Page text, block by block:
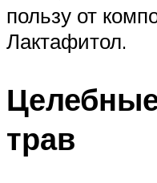
пользу от
Лактафитол.
трав